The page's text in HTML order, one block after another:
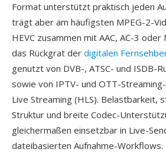
Format unterstützt praktisch jeden
trägt aber am häufigsten MPEG-2-
HEVC zusammen mit AAC, AC-3 oder
das Rückgrat der digitalen
genutzt von DVB-, ATSC- und ISDB-
sowie von IPTV- und OTT-
Live Streaming (HLS). Belastbarkeit,
Struktur und breite Codec-
gleichermaßen einsetzbar in Live-
dateibasierten Aufnahme-Workflows.